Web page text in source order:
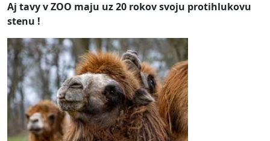
Aj tavy v ZOO maju uz 20 rokov svoju protihlukovu
stenu !